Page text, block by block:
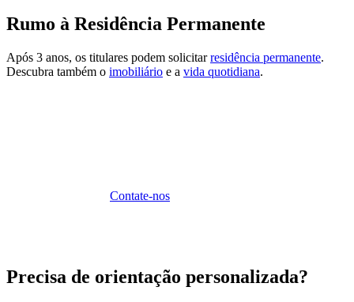
Rumo à Residência Permanente
Após 3 anos, os titulares podem solicitarresidência permanente.
Descubra também o imobiliário e a vida quotidiana.
Contate-nos
Precisa de orientação personalizada?